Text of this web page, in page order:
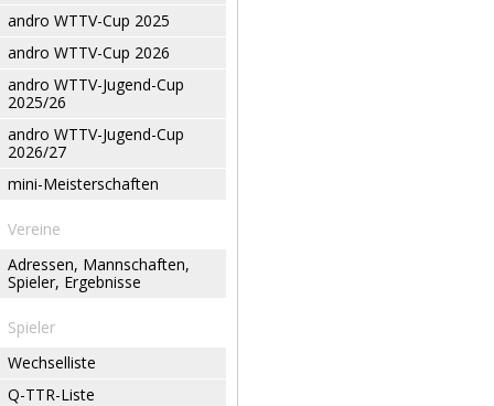
andro WTTV-Cup 2025
andro WTTV-Cup 2026
andro WTTV-Jugend-Cup
2025/26
andro WTTV-Jugend-Cup
2026/27
mini-Meisterschaften
Vereine
Adressen, Mannschaften,
Spieler, Ergebnisse
Spieler
Wechselliste
Q-TTR-Liste